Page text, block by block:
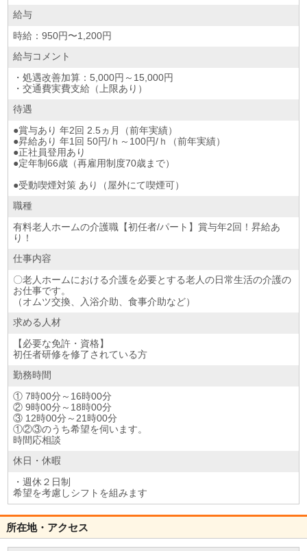
給与
時給：950円〜1,200円
給与コメント
・処遇改善加算：5,000円～15,000円
・交通費実費支給（上限あり）
待遇
●賞与あり 年2回 2.5ヵ月（前年実績）
●昇給あり 年1回 50円/ｈ～100円/ｈ（前年実績）
●正社員登用あり
●定年制66歳（再雇用制度70歳まで）
●受動喫煙対策 あり（屋外にて喫煙可）
職種
有料老人ホームの介護職【初任者/パート】賞与年2回！昇給あ
り！
仕事内容
〇老人ホームにおける介護を必要とする老人の日常生活の介護の
お仕事です。
（オムツ交換、入浴介助、食事介助など）
求める人材
【必要な免許・資格】
初任者研修を修了されている方
勤務時間
① 7時00分～16時00分
② 9時00分～18時00分
③ 12時00分～21時00分
①②③のうち希望を伺います。
時間応相談
休日・休暇
・週休２日制
希望を考慮しシフトを組みます
所在地・アクセス